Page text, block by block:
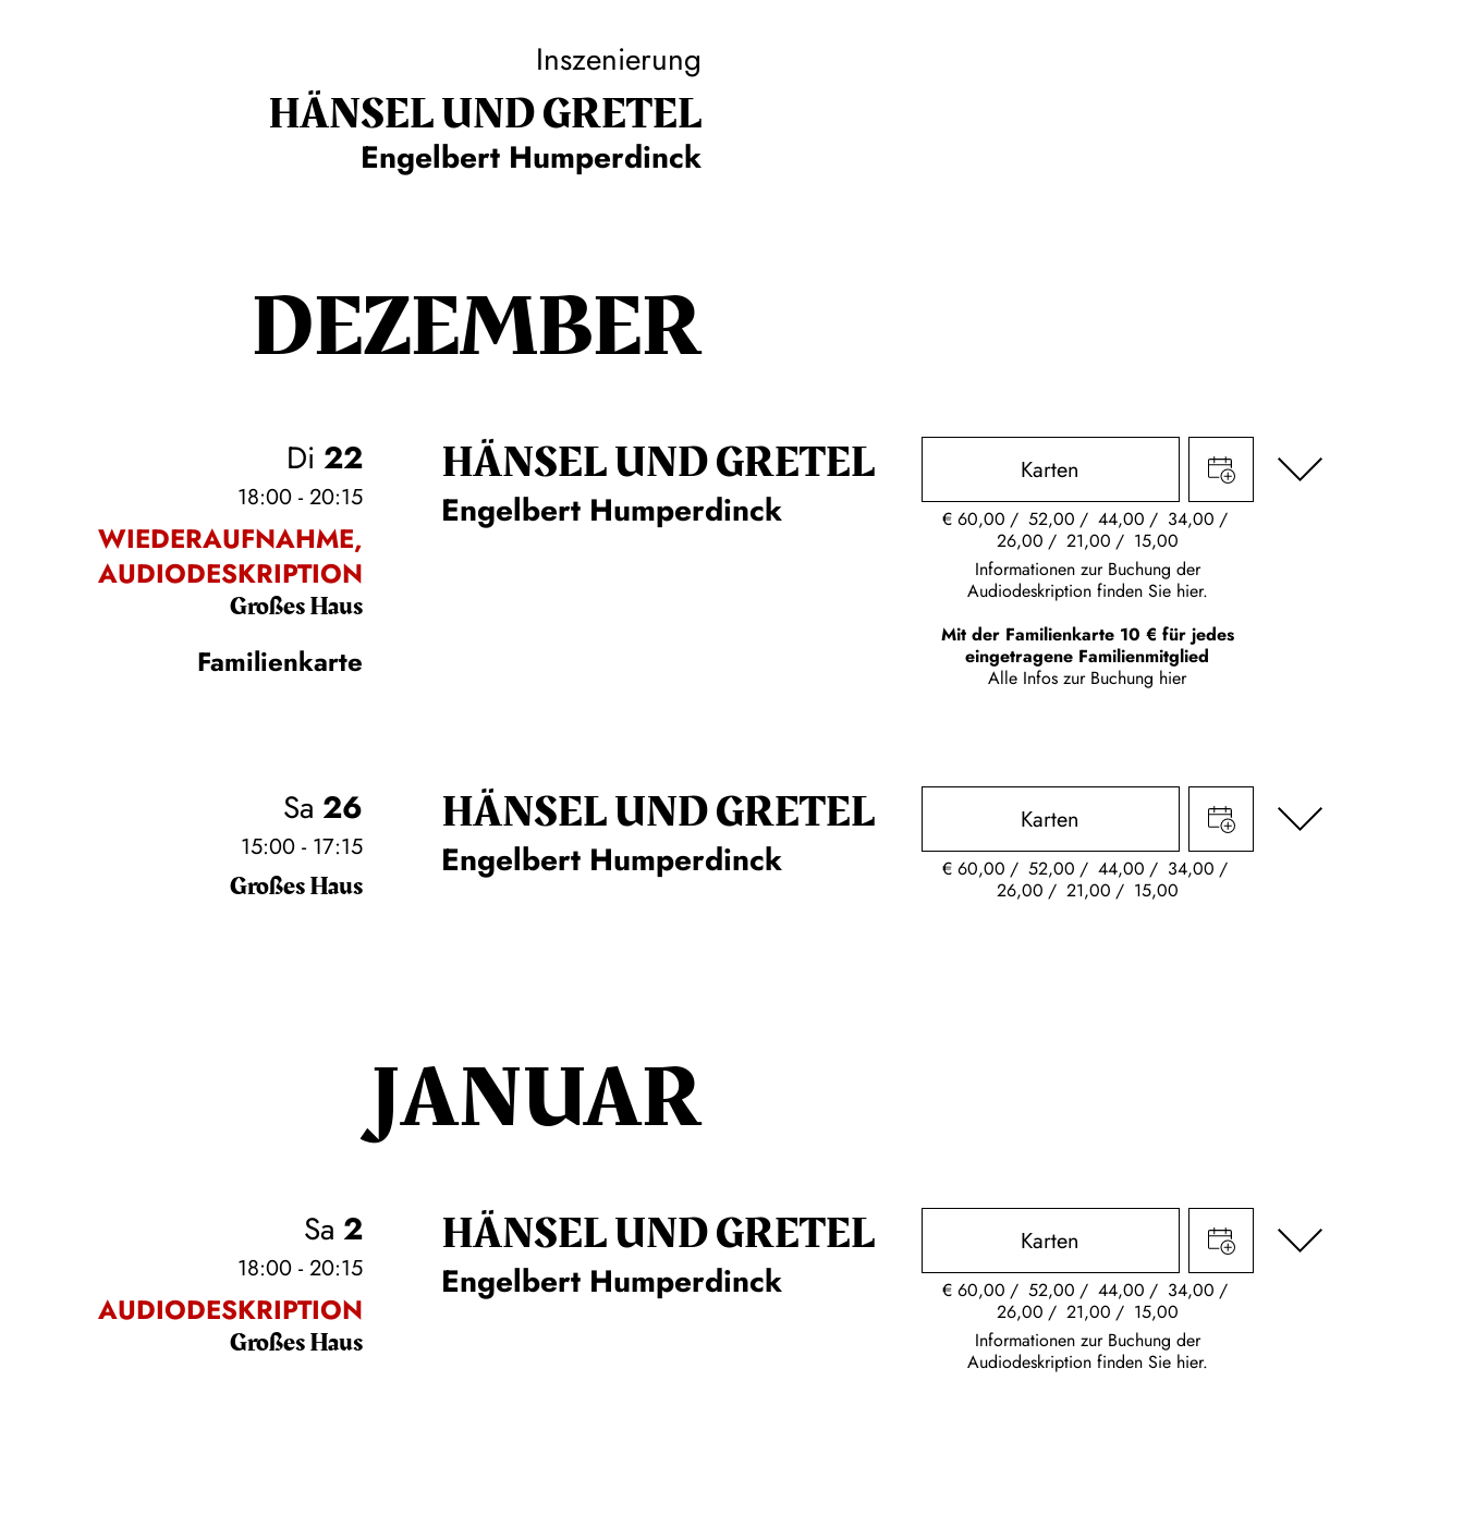
Inszenierung
HÄNSEL UND GRETEL
Engelbert Humperdinck
DEZEMBER
Di 22
18:00 - 20:15
WIEDERAUFNAHME,
AUDIODESKRIPTION
Großes Haus
Familienkarte
HÄNSEL UND GRETEL
Engelbert Humperdinck
Karten
€60,00 52,00 44,00
34,00
26,00
21,00
15,00
Informationen zur Buchung der
Audiodeskription finden Sie hier.
Mit der Familienkarte 10 € für jedes
eingetragene Familienmitglied
Alle Infos zur Buchung hier
Sa 26
15:00 - 17:15
Großes Haus
HÄNSEL UND GRETEL
Engelbert Humperdinck
Karten
€60,00 52,00 44,00
34,00
26,00
21,00 15,00
JANUAR
Sa 2
18:00 - 20:15
AUDIODESKRIPTION
Großes Haus
HÄNSEL UND GRETEL
Engelbert Humperdinck
Karten
€60,00 52,00 44,00
34,00
26,00
21,00
15,00
Informationen zur Buchung der
Audiodeskription finden Sie hier.